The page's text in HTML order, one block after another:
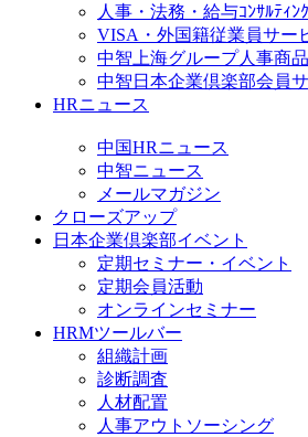
人事・法務・給与ｺﾝｻﾙﾃｨﾝ
VISA・外国籍従業員サー
中智上海グループ人事商品
中智日本企業倶楽部会員
HRニュース
中国HRニュース
中智ニュース
メールマガジン
クローズアップ
日本企業倶楽部イベント
定期セミナー・イベント
定期会員活動
オンラインセミナー
HRMツールバー
組織計画
診断調査
人材配置
人事アウトソーシング